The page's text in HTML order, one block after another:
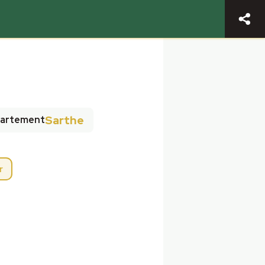
Sarthe